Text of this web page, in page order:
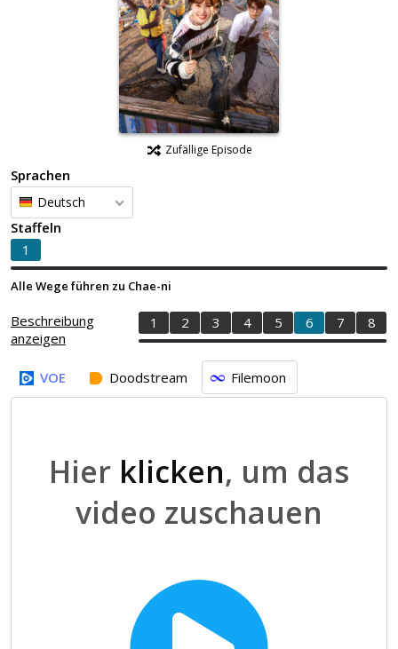
Zufällige Episode
Sprachen
Deutsch
Staffeln
1
Alle Wege führen zu Chae-ni
1 2 3 4 5 6 7 8
Beschreibung
anzeigen
VOE Doodstream Filemoon
Hier klicken, um das
video zuschauen